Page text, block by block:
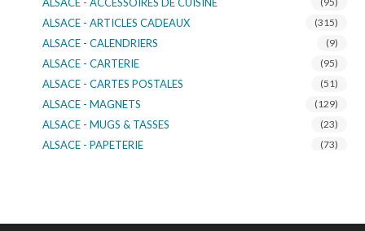
ALSACE - ARTICLES CADEAUX (315)
ALSACE - CALENDRIERS (9)
ALSACE - CARTERIE (95)
ALSACE - CARTES POSTALES (51)
ALSACE - MAGNETS (129)
ALSACE - MUGS & TASSES (23)
ALSACE - PAPETERIE (73)